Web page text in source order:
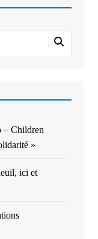
– Children
»
ici et